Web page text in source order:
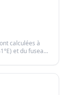
calculées à
et du fuseau